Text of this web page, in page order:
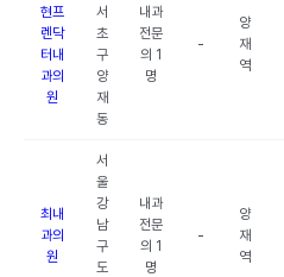
현프
렌닥
터내
과의
원
서
초
구
양
재
동
내과
전문
의 1
명
-
양
재
역
최내
과의
원
서
울
강
남
구
도
내과
전문
의 1
명
-
양
재
역